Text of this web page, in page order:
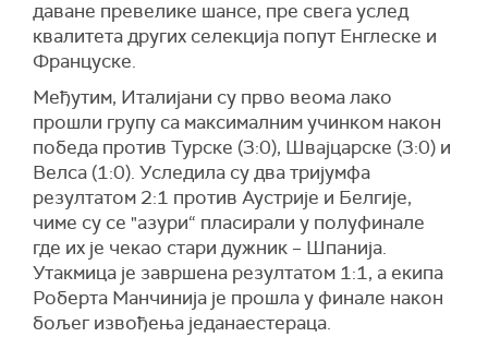
даване превелике шансе, пре свега услед
квалитета других селекција попут Енглеске и
Француске.
Међутим, Италијани су прво веома лако
прошли групу са максималним учинком након
победа против Турске (3:0), Швајцарске (3:0) и
Велса (1:0). Уследила су два тријумфа
резултатом 2:1 против Аустрије и Белгије,
чиме су се "азури“ пласирали у полуфинале
где их је чекао стари дужник – Шпанија.
Утакмица је завршена резултатом 1:1, а екипа
Роберта Манчинија је прошла у финале након
бољег извођења једанаестераца.